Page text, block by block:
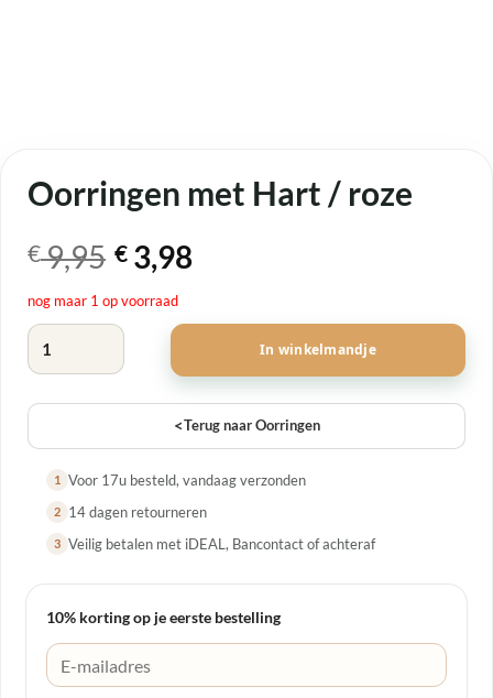
Oorringen met Hart / roze
€9,95
Oorspronkelijke
was:
€ 9,95.
€ 3,98
Huidige
is:
€ 3,98.
nog maar 1 op voorraad
Oorringen met Hart / roze aantal
In winkelmandje
<Terug naar Oorringen
1 Voor 17u besteld, vandaag verzonden
2 14 dagen retourneren
3 Veilig betalen met iDEAL, Bancontact of achteraf
10% korting op je eerste bestelling